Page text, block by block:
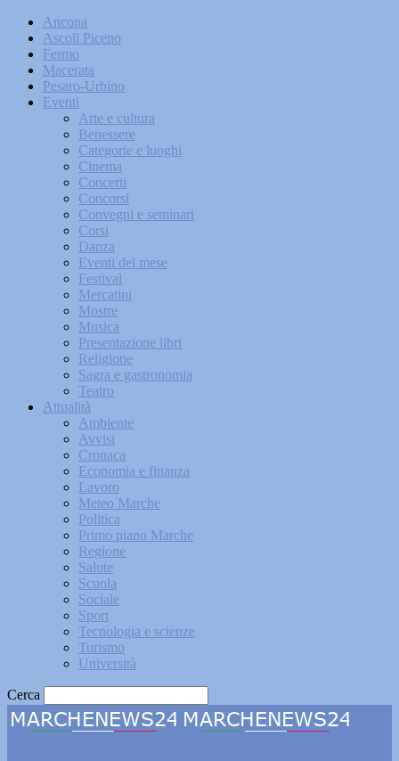
Ancona
Ascoli Piceno
Fermo
Macerata
Pesaro-Urbino
Eventi
Arte e cultura
Benessere
Categorie e luoghi
Cinema
Concerti
Concorsi
Convegni e seminari
Corsi
Danza
Eventi del mese
Festival
Mercatini
Mostre
Musica
Presentazione libri
Religione
Sagra e gastronomia
Teatro
Attualità
Ambiente
Avvisi
Cronaca
Economia e finanza
Lavoro
Meteo Marche
Politica
Primo piano Marche
Regione
Salute
Scuola
Sociale
Sport
Tecnologia e scienze
Turismo
Università
Cerca